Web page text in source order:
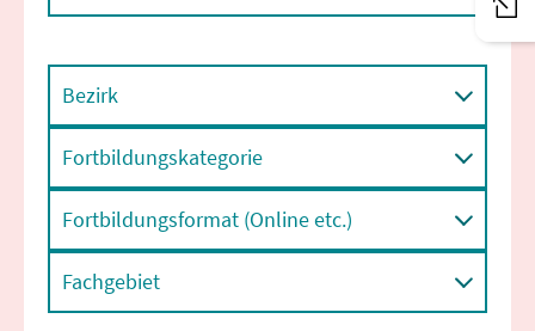
Bezirk
Fortbildungskategorie
Fortbildungsformat (Online etc.)
Fachgebiet